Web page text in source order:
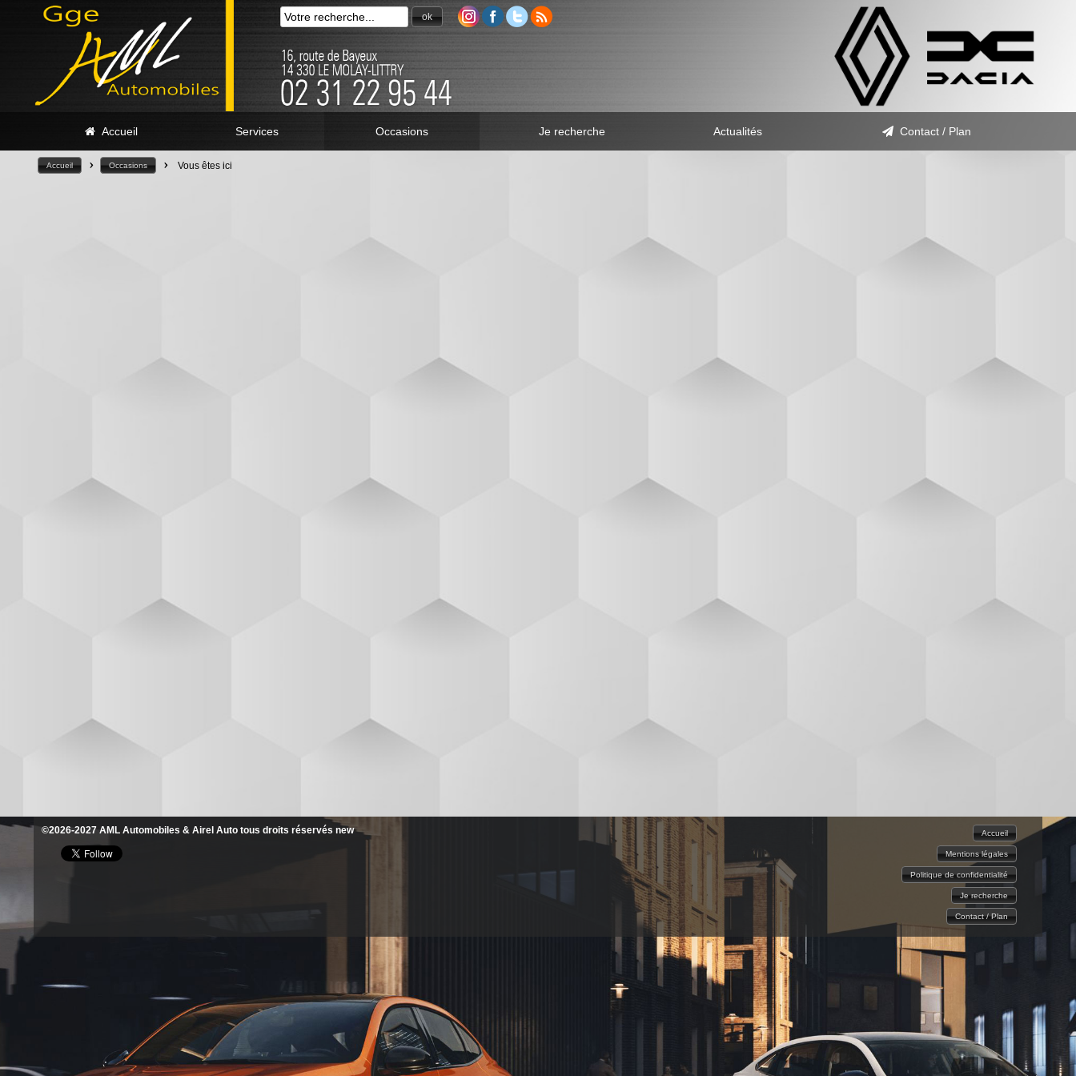
ok
Accueil Services Occasions Je recherche Actualités Contact / Plan
Accueil > Occasions > Vous êtes ici
©2026-2027 AML Automobiles & Airel Auto tous droits réservés new Accueil
Mentions légales
Politique de confidentialité
Je recherche
Contact / Plan